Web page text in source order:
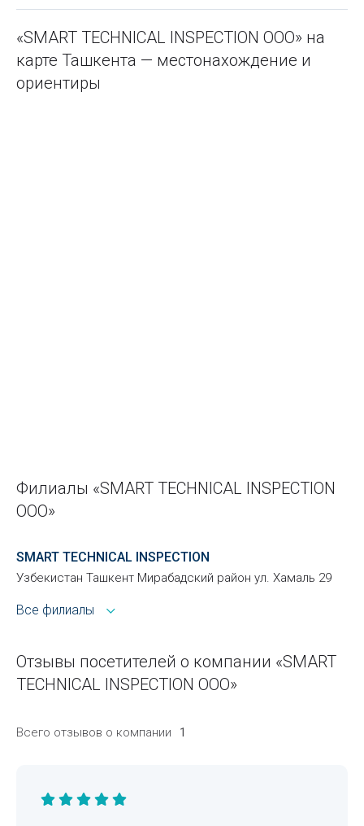
«SMART TECHNICAL INSPECTION ООО» на
карте Ташкента — местонахождение и
ориентиры
Филиалы «SMART TECHNICAL INSPECTION
ООО»
SMART TECHNICAL INSPECTION
Узбекистан Ташкент Мирабадский район ул. Хамаль 29
Все филиалы
Отзывы посетителей о компании «SMART
TECHNICAL INSPECTION ООО»
Всего отзывов о компании 1